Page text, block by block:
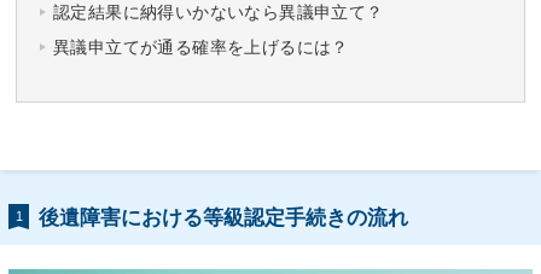
認定結果に納得いかないなら異議申立て？
異議申立てが通る確率を上げるには？
1 後遺障害における等級認定手続きの流れ